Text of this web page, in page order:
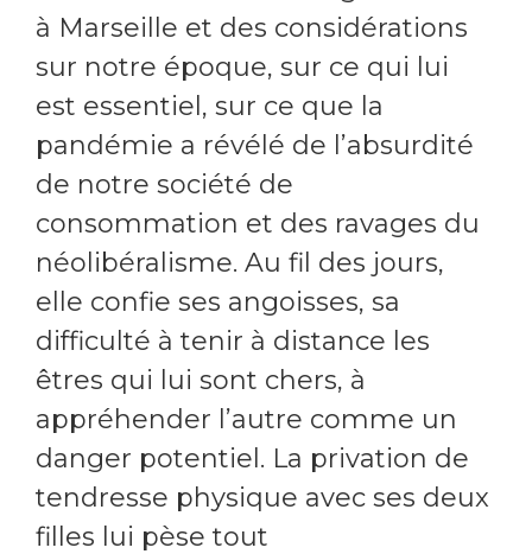
à Marseille et des considérations
sur notre époque, sur ce qui lui
est essentiel, sur ce que la
pandémie a révélé de l’absurdité
de notre société de
consommation et des ravages du
néolibéralisme. Au fil des jours,
elle confie ses angoisses, sa
difficulté à tenir à distance les
êtres qui lui sont chers, à
appréhender l’autre comme un
danger potentiel. La privation de
tendresse physique avec ses deux
filles lui pèse tout